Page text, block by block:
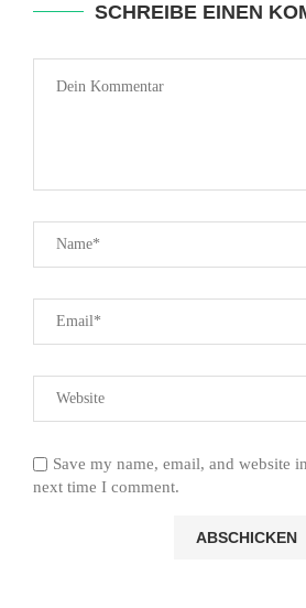
SCHREIBE EINEN
Save my name, email, and website
next time I comment.